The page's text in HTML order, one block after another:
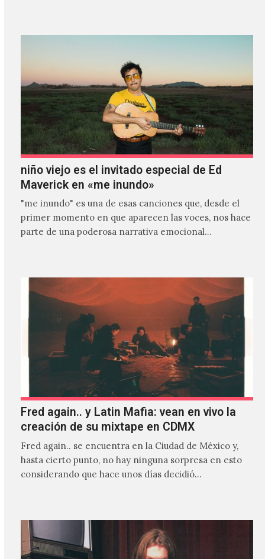
niño viejo es el invitado especial de Ed
Maverick en «me inundo»
"me inundo" es una de esas canciones que, desde el
primer momento en que aparecen las voces, nos hace
parte de una poderosa narrativa emocional…
Fred again.. y Latin Mafia: vean en vivo la
creación de su mixtape en CDMX
Fred again.. se encuentra en la Ciudad de México y,
hasta cierto punto, no hay ninguna sorpresa en esto
considerando que hace unos días decidió…